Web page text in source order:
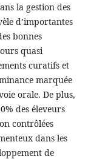
la gestion des
d’importantes
bonnes
quasi
curatifs et
marquée
orale. De plus,
des éleveurs
contrôlées
dans les
de